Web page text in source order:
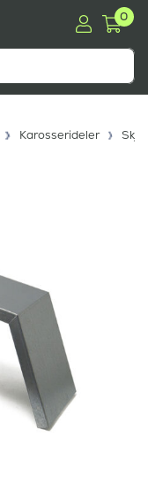
0
Karosserideler